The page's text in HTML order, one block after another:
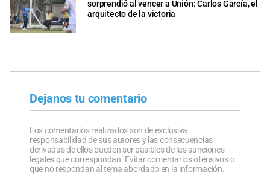
sorprendió al vencer a Unión: Carlos García, el
arquitecto de la victoria
Dejanos tu comentario
Los comentarios realizados son de exclusiva
responsabilidad de sus autores y las consecuencias
derivadas de ellos pueden ser pasibles de las sanciones
legales que correspondan. Evitar comentarios ofensivos o
que no respondan al tema abordado en la información.